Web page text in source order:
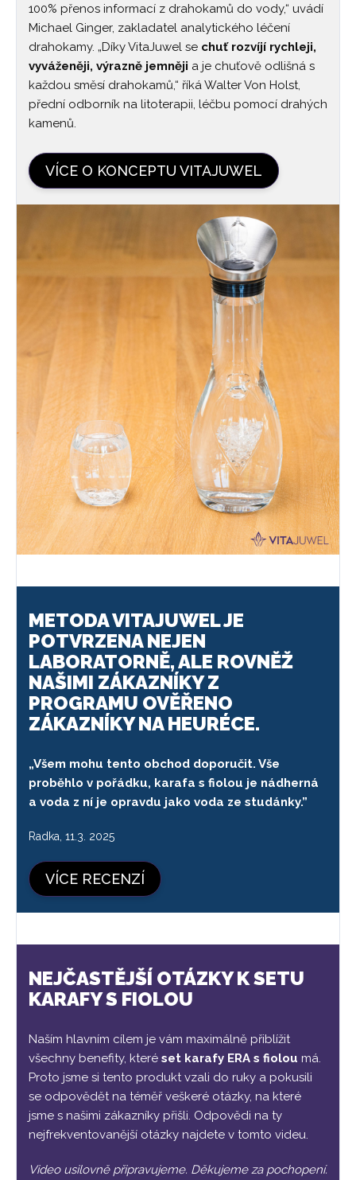
100% přenos informací z drahokamů do vody,“ uvádí
Michael Ginger, zakladatel analytického léčení
drahokamy. „Díky VitaJuwel se chuť rozvíjí rychleji,
vyváženěji, výrazně jemněji a je chuťově odlišná s
každou směsí drahokamů,“ říká Walter Von Holst,
přední odborník na litoterapii, léčbu pomocí drahých
kamenů.
VÍCE O KONCEPTU VITAJUWEL
METODA VITAJUWEL JE
POTVRZENA NEJEN
LABORATORNĚ, ALE ROVNĚŽ
NAŠIMI ZÁKAZNÍKY Z
PROGRAMU OVĚŘENO
ZÁKAZNÍKY NA HEURÉCE.
„Všem mohu tento obchod doporučit. Vše
proběhlo v pořádku, karafa s fiolou je nádherná
a voda z ní je opravdu jako voda ze studánky.”
Radka, 11.3. 2025
VÍCE RECENZÍ
NEJČASTĚJŠÍ OTÁZKY K SETU
KARAFY S FIOLOU
Naším hlavním cílem je vám maximálně přiblížit
všechny benefity, které set karafy ERA s fiolou má.
Proto jsme si tento produkt vzali do ruky a pokusili
se odpovědět na téměř veškeré otázky, na které
jsme s našimi zákazníky přišli. Odpovědi na ty
nejfrekventovanější otázky najdete v tomto videu.
Video usilovně připravujeme. Děkujeme za pochopení.